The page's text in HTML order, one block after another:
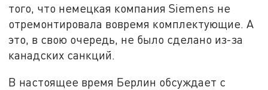
того, что немецкая компания Siemens не
отремонтировала вовремя комплектующие. А
это, в свою очередь, не было сделано из-за
канадских санкций.
В настоящее время Берлин обсуждает с